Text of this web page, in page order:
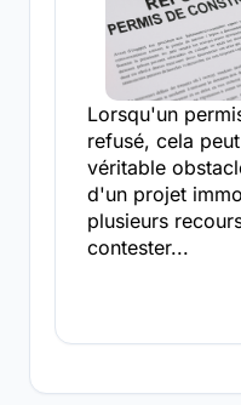
Lorsqu'un
refusé, cela
véritable
d'un projet
plusieurs
contester...